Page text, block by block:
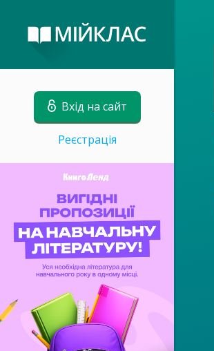
Вхід на сайт
Реєстрація